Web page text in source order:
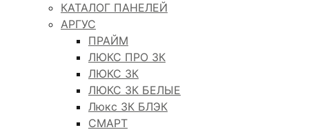
КАТАЛОГ ПАНЕЛЕЙ
АРГУС
ПРАЙМ
ЛЮКС ПРО 3К
ЛЮКС 3К
ЛЮКС 3К БЕЛЫЕ
Люкс 3К БЛЭК
СМАРТ